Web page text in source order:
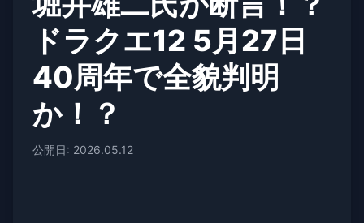
ドラクエ12 5月27日
40周年で全貌判明
か！？
公開日: 2026.05.12